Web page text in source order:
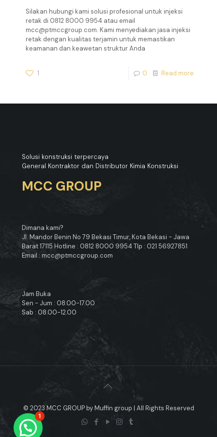
Silakan hubungi kami solusi profesional untuk injeksi
retak di 0812 8000 9954 atau email
mcc@ptmccgroup.com. Kami menyediakan jasa injeksi
retak dengan kualitas terjamin untuk memastikan
keamanan dan keawetan struktur Anda
1 0 Read more
Solusi konstruksi terpercaya
General Kontraktor dan Distributor Kimia Konstruksi
MCC GROUP
Dimana kami?
Jl. Mandor Benin No 79 Bekasi Timur, Kota Bekasi - Jawa
Barat 17115 Hotline : 0812 8000 9954 Tlp : 021 56927851
Email : mcc@ptmccgroup.com
Jam Buka
Sen - Jum : 08.00-17.00
Sab : 08.00-12.00
© 2023 MCC GROUP by Muffin group | All Rights Reserved
1